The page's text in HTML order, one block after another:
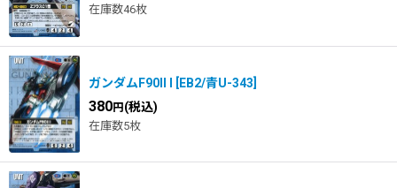
在庫数46枚
ガンダムF90II I EB2/青U-343
380円 (税込)
在庫数5枚